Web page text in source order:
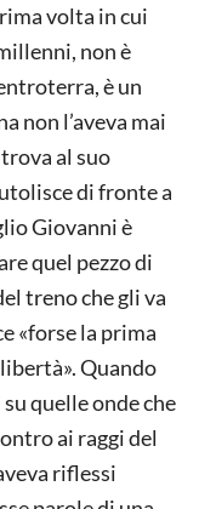
volta in cui
non è
è un
non l’aveva mai
al suo
di fronte a
Giovanni è
quel pezzo di
treno che gli va
«forse la prima
Quando
quelle onde che
ai raggi del
riflessi